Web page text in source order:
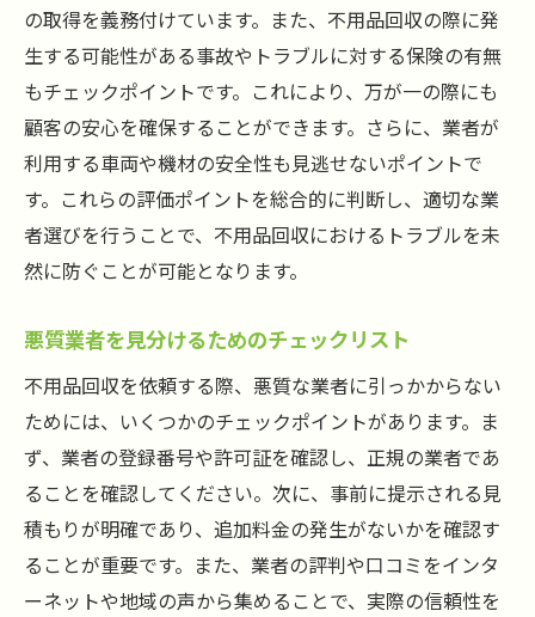
トラブル発生時の対応方法と相談窓口
回収後の処理証明書取得の重要性
業者との連絡時の記録を残す方法
不用品回収における法律知識を持つ利点
安心安全な不用品回収のために信頼性を見極め
る方法
業者の信頼性を見極める第一印象のチェッ
過去の実績とクライアントの声を参照する
不用品回収における保険加入の確認
誠実な対応を見極めるための質問例
業者のウェブサイトで確認するべき情報
専門資格保持者がいるかの確認方法
地域密着型の不用品回収を選ぶ理由とそのメリ
ット
の取得を義務付けています。また、不用品回収の際に発
生する可能性がある事故やトラブルに対する保険の有無
もチェックポイントです。これにより、万が一の際にも
顧客の安心を確保することができます。さらに、業者が
利用する車両や機材の安全性も見逃せないポイントで
す。これらの評価ポイントを総合的に判断し、適切な業
者選びを行うことで、不用品回収におけるトラブルを未
然に防ぐことが可能となります。
悪質業者を見分けるためのチェックリスト
不用品回収を依頼する際、悪質な業者に引っかからない
ためには、いくつかのチェックポイントがあります。ま
ず、業者の登録番号や許可証を確認し、正規の業者であ
ることを確認してください。次に、事前に提示される見
積もりが明確であり、追加料金の発生がないかを確認す
ることが重要です。また、業者の評判や口コミをインタ
ーネットや地域の声から集めることで、実際の信頼性を